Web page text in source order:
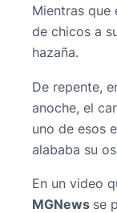
Mientras que
de chicos a
hazaña.
De repente,
anoche, el
uno de esos
alababa su
En un video
MGNews se